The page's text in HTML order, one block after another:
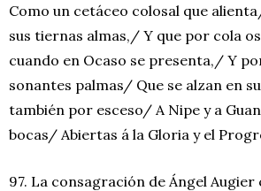
Como un cetáceo colosal que
sus tiernas almas,/ Y que por cola
cuando en Ocaso se presenta,/ Y
sonantes palmas/ Que se alzan en
también por esceso/ A Nipe y a
bocas/ Abiertas á la Gloria y el
97. La consagración de Ángel